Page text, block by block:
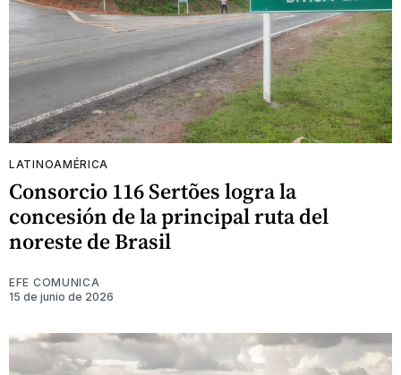
LATINOAMÉRICA
Consorcio 116 Sertões logra la
concesión de la principal ruta del
noreste de Brasil
EFE COMUNICA
15 de junio de 2026